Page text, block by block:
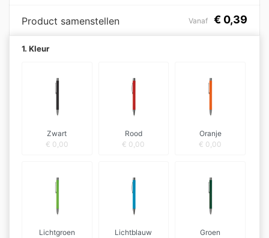
Product samenstellen Vanaf € 0,39
1. Kleur
Zwart
€ 0,00
Rood
€ 0,00
Oranje
€ 0,00
Lichtgroen
Lichtblauw
Groen